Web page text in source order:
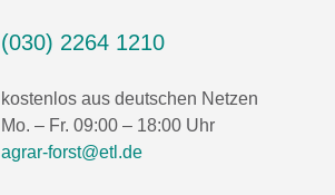
(030) 2264 1210
kostenlos aus deutschen Netzen
Mo. – Fr. 09:00 – 18:00 Uhr
agrar-forst@etl.de